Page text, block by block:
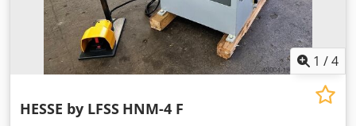
1 /4
HESSE by LFSS HNM-4 F